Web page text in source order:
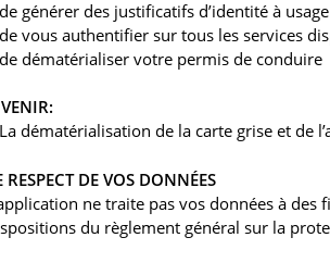
générer des justificatifs d’identité à
vous authentifier sur tous les services
dématérialiser votre permis de conduire
dématérialisation de la carte grise et de
RESPECT DE VOS DONNÉES
ne traite pas vos données à
du règlement général sur la